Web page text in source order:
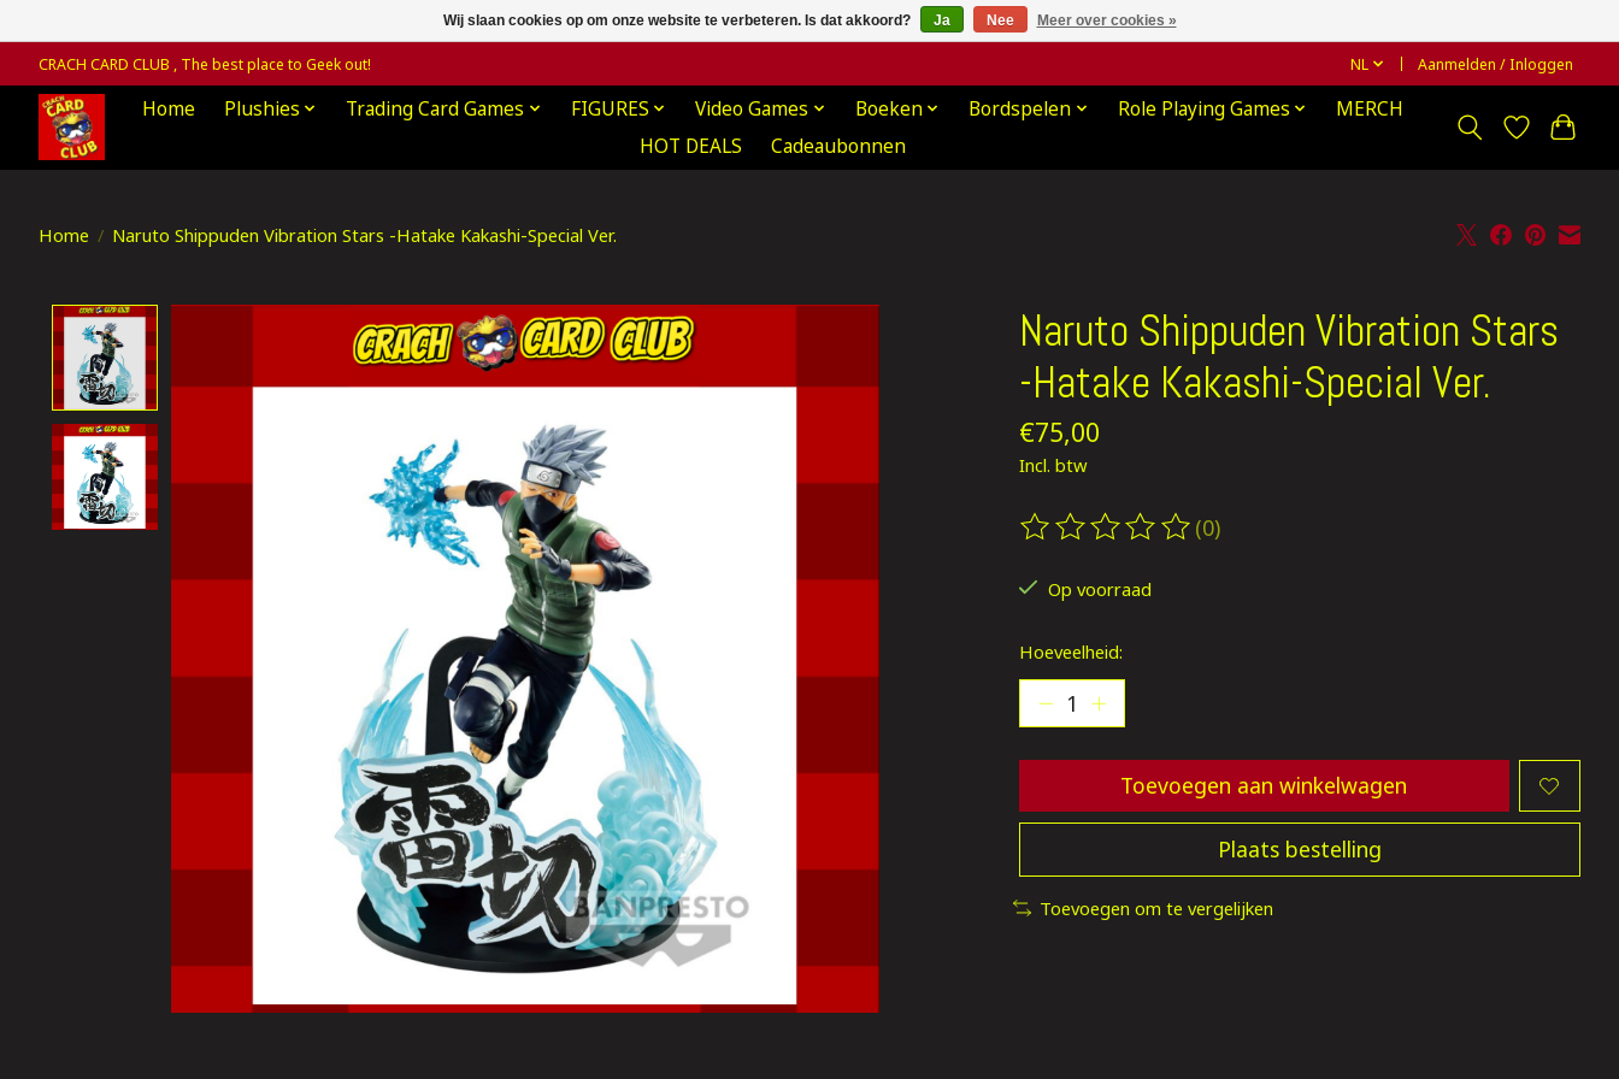
CRACH CARD CLUB , The best place to Geek out! NL Aanmelden / Inloggen
Home Plushies Trading Card Games FIGURES Video Games Boeken Bordspelen Role Playing Games
MERCH
HOT DEALS
Cadeaubonnen
Home / Naruto Shippuden Vibration Stars -Hatake Kakashi-Special Ver.
Product image slideshow Items
Naruto Shippuden Vibration Stars
-Hatake Kakashi-Special Ver.
€75,00
Incl. btw
De beoordeling van dit product is
(0)
Op voorraad
Hoeveelheid:
Toevoegen aan winkelwagen
Plaats bestelling
Toevoegen om te vergelijken
Wij slaan cookies op om onze website te verbeteren. Is dat akkoord? Ja Nee Meer over cookies »